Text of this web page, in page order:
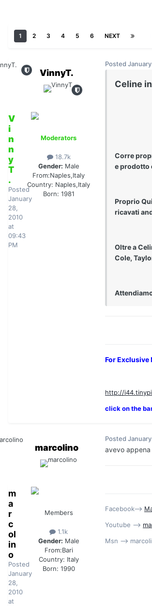
1 2 3 4 5 6 NEXT
V
i
n
n
y
T
.
Posted
January
28,
2010
at
09:43
PM
VinnyT.
Moderators
18.7k
Gender: Male
From:Naples,Italy
Country: Naples,Italy
Born: 1981
Posted
Celine
Corre
e prodotto
Proprio
ricavati
Oltre a
Cole,
For Exclusive
http://
click on the
m
a
r
c
ol
in
o
Posted
January
28,
2010
at
marcolino
Members
1.1k
Gender: Male
From:Bari
Country: Italy
Born: 1990
Posted
avevo
Facebook-->
Youtube -->
Msn -->